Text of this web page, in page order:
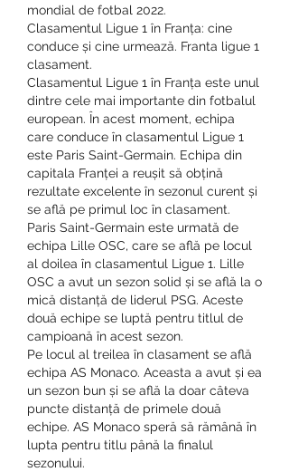
mondial de fotbal 2022.
Clasamentul Ligue 1 în Franța: cine
conduce și cine urmează. Franta ligue 1
clasament.
Clasamentul Ligue 1 în Franța este unul
dintre cele mai importante din fotbalul
european. În acest moment, echipa
care conduce în clasamentul Ligue 1
este Paris Saint-Germain. Echipa din
capitala Franței a reușit să obțină
rezultate excelente în sezonul curent și
se află pe primul loc în clasament.
Paris Saint-Germain este urmată de
echipa Lille OSC, care se află pe locul
al doilea în clasamentul Ligue 1. Lille
OSC a avut un sezon solid și se află la o
mică distanță de liderul PSG. Aceste
două echipe se luptă pentru titlul de
campioană în acest sezon.
Pe locul al treilea în clasament se află
echipa AS Monaco. Aceasta a avut și ea
un sezon bun și se află la doar câteva
puncte distanță de primele două
echipe. AS Monaco speră să rămână în
lupta pentru titlu până la finalul
sezonului.